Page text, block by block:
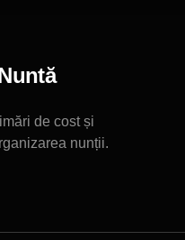
de cost și
nunții.